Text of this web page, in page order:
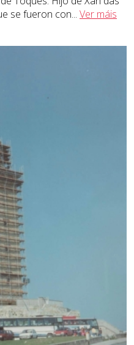
se fueron con... Ver máis